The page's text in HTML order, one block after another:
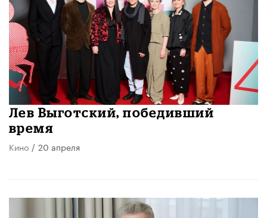
Лев Выготский, победивший
время
Кино / 20 апреля